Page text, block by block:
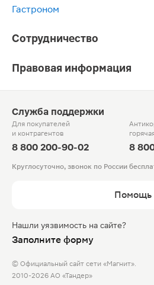
Гастроном
Сотрудничество
Правовая информация
Служба поддержки
Для покупателей
и контрагентов
8 800 200-90-02 8
Круглосуточно, звонок по России
Помощь
Нашли уязвимость на сайте?
Заполните форму
© Официальный сайт сети «Магнит».
2010-2026 АО «Тандер»